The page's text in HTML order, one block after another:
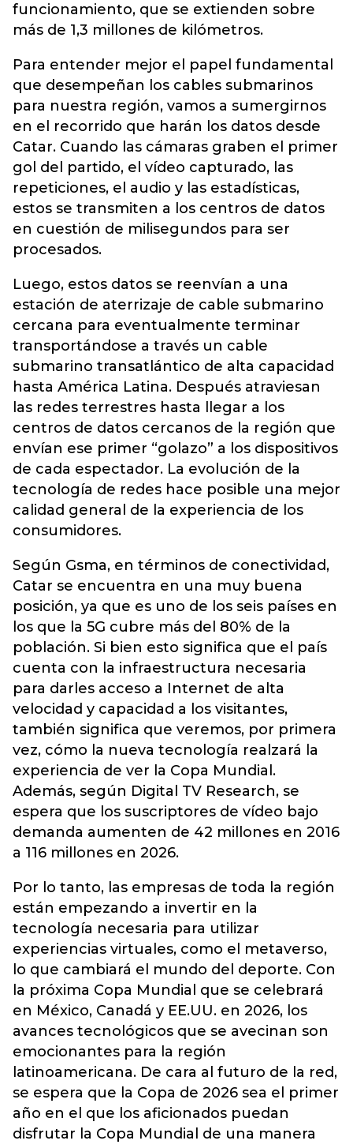
funcionamiento, que se extienden sobre
más de 1,3 millones de kilómetros.
Para entender mejor el papel fundamental
que desempeñan los cables submarinos
para nuestra región, vamos a sumergirnos
en el recorrido que harán los datos desde
Catar. Cuando las cámaras graben el primer
gol del partido, el vídeo capturado, las
repeticiones, el audio y las estadísticas,
estos se transmiten a los centros de datos
en cuestión de milisegundos para ser
procesados.
Luego, estos datos se reenvían a una
estación de aterrizaje de cable submarino
cercana para eventualmente terminar
transportándose a través un cable
submarino transatlántico de alta capacidad
hasta América Latina. Después atraviesan
las redes terrestres hasta llegar a los
centros de datos cercanos de la región que
envían ese primer “golazo” a los dispositivos
de cada espectador. La evolución de la
tecnología de redes hace posible una mejor
calidad general de la experiencia de los
consumidores.
Según Gsma, en términos de conectividad,
Catar se encuentra en una muy buena
posición, ya que es uno de los seis países en
los que la 5G cubre más del 80% de la
población. Si bien esto significa que el país
cuenta con la infraestructura necesaria
para darles acceso a Internet de alta
velocidad y capacidad a los visitantes,
también significa que veremos, por primera
vez, cómo la nueva tecnología realzará la
experiencia de ver la Copa Mundial.
Además, según Digital TV Research, se
espera que los suscriptores de vídeo bajo
demanda aumenten de 42 millones en 2016
a 116 millones en 2026.
Por lo tanto, las empresas de toda la región
están empezando a invertir en la
tecnología necesaria para utilizar
experiencias virtuales, como el metaverso,
lo que cambiará el mundo del deporte. Con
la próxima Copa Mundial que se celebrará
en México, Canadá y EE.UU. en 2026, los
avances tecnológicos que se avecinan son
emocionantes para la región
latinoamericana. De cara al futuro de la red,
se espera que la Copa de 2026 sea el primer
año en el que los aficionados puedan
disfrutar la Copa Mundial de una manera